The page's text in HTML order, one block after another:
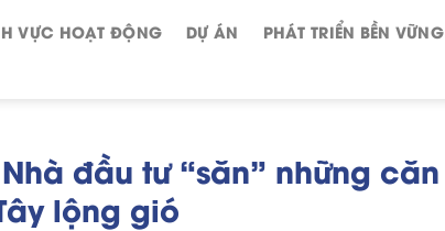
VỰC HOẠT ĐỘNG DỰ ÁN PHÁT TRIỂN BỀN VỮNG
đầu tư “săn” những căn
lộng gió